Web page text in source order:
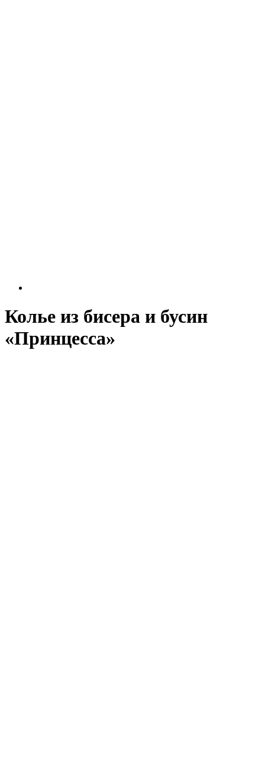
Колье из бисера и бусин
«Принцесса»